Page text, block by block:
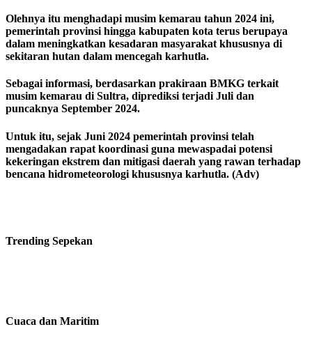
Olehnya itu menghadapi musim kemarau tahun 2024 ini,
pemerintah provinsi hingga kabupaten kota terus berupaya
dalam meningkatkan kesadaran masyarakat khususnya di
sekitaran hutan dalam mencegah karhutla.
Sebagai informasi, berdasarkan prakiraan BMKG terkait
musim kemarau di Sultra, diprediksi terjadi Juli dan
puncaknya September 2024.
Untuk itu, sejak Juni 2024 pemerintah provinsi telah
mengadakan rapat koordinasi guna mewaspadai potensi
kekeringan ekstrem dan mitigasi daerah yang rawan terhadap
bencana hidrometeorologi khususnya karhutla. (Adv)
Trending Sepekan
Cuaca dan Maritim